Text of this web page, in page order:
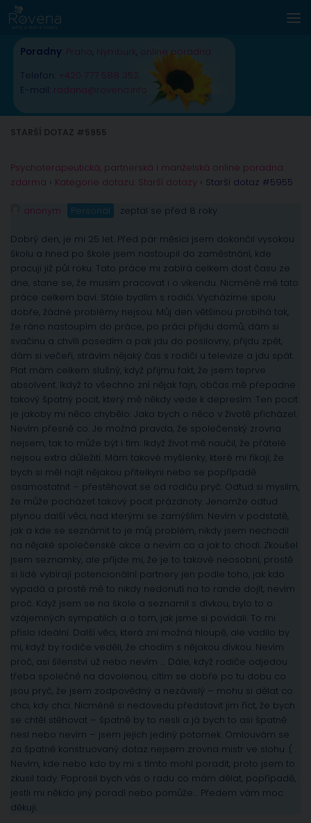
Skip to content
Poradny Praha Nymburk online poradna
Telefon: +420 777 588 352
E-mail: radana@rovena.info
Psychoterapeutická, partnerská i manželská online poradna
zdarma › Kategorie dotazu: Starší dotazy › Starší dotaz #5955
anonym Personál zeptal se před 8 roky
Dobrý den, je mi 25 let. Před pár měsíci jsem dokončil vysokou
školu a hned po škole jsem nastoupil do zaměstnání, kde
pracuji již půl roku. Tato práce mi zabírá celkem dost času ze
dne, stane se, že musím pracovat i o víkendu. Nicméně mě tato
práce celkem baví. Stále bydlím s rodiči. Vycházíme spolu
dobře, žádné problémy nejsou. Můj den většinou probíhá tak,
že ráno nastoupím do práce, po práci přijdu domů, dám si
svačinu a chvíli posedím a pak jdu do posilovny, přijdu zpět,
dám si večeři, strávím nějaký čas s rodiči u televize a jdu spát.
Plat mám celkem slušný, když přijmu fakt, že jsem teprve
absolvent. Ikdyž to všechno zní nějak fajn, občas mě přepadne
takový špatný pocit, který mě někdy vede k depresím. Ten pocit
je jakoby mi něco chybělo. Jako bych o něco v životě přicházel.
Nevím přesně co. Je možná pravda, že společenský zrovna
nejsem, tak to může být i tím. Ikdyž život mě naučil, že přátelé
nejsou extra důležití. Mám takové myšlenky, které mi říkají, že
bych si měl najít nějakou přitelkyni nebo se popřípadě
osamostatnit – přestěhovat se od rodiču pryč. Odtud si myslím,
že může pocházet takový pocit prázdnoty. Jenomže odtud
plynou další věci, nad kterými se zamýšlím. Nevím v podstatě,
jak a kde se seznámit to je můj problém, nikdy jsem nechodil
na nějaké společenské akce a nevím co a jak to chodí. Zkoušel
jsem seznamky, ale příjde mi, že je to takové neosobní, prostě
si lidé vybírají potencionální partnery jen podle toho, jak kdo
vypadá a prostě mě to nikdy nedonutí na to rande dojít, nevím
proč. Když jsem se na škole a seznamil s dívkou, bylo to o
vzájemných sympatiích a o tom, jak jsme si povídali. To mi
přislo ideální. Další věci, která zní možná hloupě, ale vadilo by
mi, když by rodiče veděli, že chodím s nějakou dívkou. Nevím
proč, asi šílenství už nebo nevím … Dále, když rodiče odjedou
třeba společně na dovolenou, cítím se dobře po tu dobu co
jsou pryč, že jsem zodpovědný a nezávislý – mohu si dělat co
chci, kdy chci. Nicméně si nedovedu představit jim říct, že bych
se chtěl stěhovat – špatně by to nesli a já bych to asi špatně
nesl nebo nevím – jsem jejich jediný potomek. Omlouvám se
za špatně konstruovaný dotaz nejsem zrovna mistr ve slohu :( .
Nevím, kde nebo kdo by mi s tímto mohl poradit, proto jsem to
zkusil tady. Poprosil bych vás o radu co mám dělat, popřípadě,
jestli mi někdo jiný poradí nebo pomůže… Předem vám moc
děkuji.